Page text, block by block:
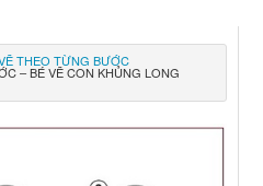
THEO TỪNG BƯỚC
– BÉ VẼ CON KHỦNG LONG